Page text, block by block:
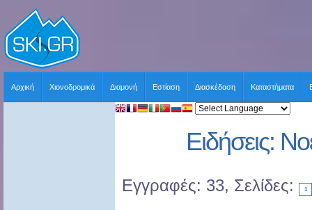
Αρχική Χιονοδρομικά Διαμονή Εστίαση Διασκέδαση Καταστήματα
Ειδήσεις:
Εγγραφές: 33, Σελίδες: 1